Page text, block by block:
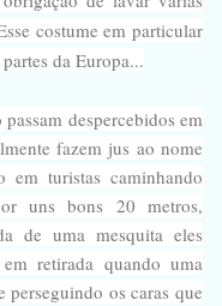
costume em particular
da Europa...
despercebidos em
fazem jus ao nome
em turistas caminhando
uns bons 20 metros,
de uma mesquita eles
retirada quando uma
os caras que